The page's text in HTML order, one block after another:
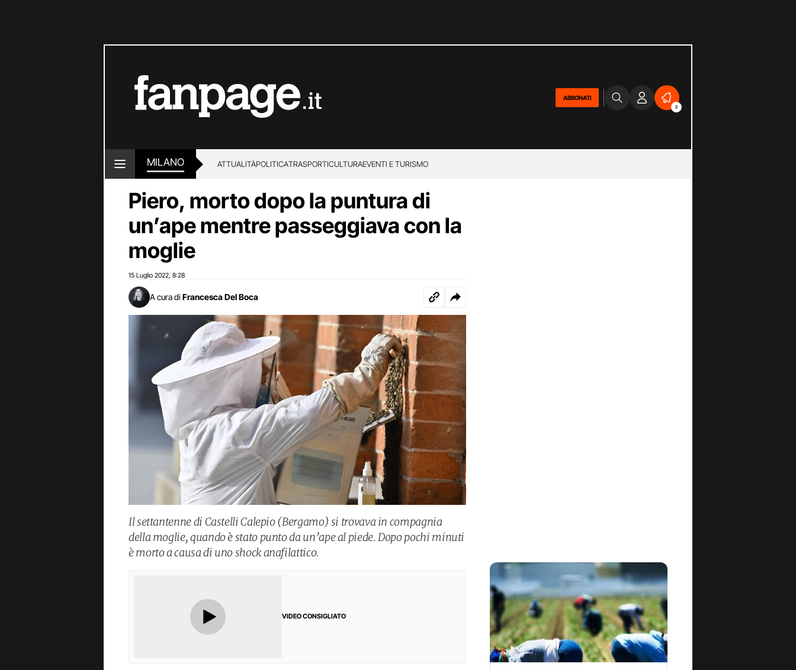
ABBONATI
2
MILANO ATTUALITÀPOLITICATRASPORTICULTURAEVENTI E TURISMO
Piero, morto dopo la puntura di
un’ape mentre passeggiava con la
moglie
15 Luglio 2022 8:28
A cura di Francesca Del Boca
Il settantenne di Castelli Calepio (Bergamo) si trovava in compagnia
della moglie, quando è stato punto da un’ape al piede. Dopo pochi minuti
è morto a causa di uno shock anafilattico.
VIDEO CONSIGLIATO